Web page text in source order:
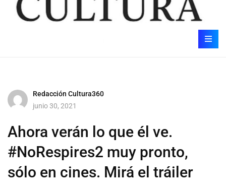
Redacción Cultura360
junio 30, 2021
Ahora verán lo que él ve.
#NoRespires2 muy pronto,
sólo en cines. Mirá el tráiler